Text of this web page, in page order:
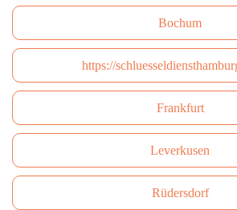
Bochum
https://
Frankfurt
Leverkusen
Rüdersdorf